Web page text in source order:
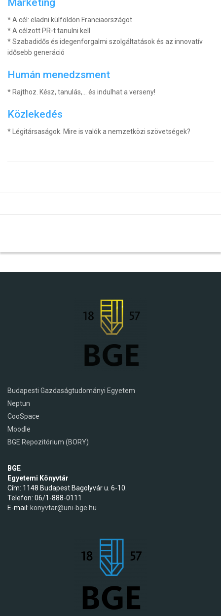
Marketing
* A cél: eladni külföldön Franciaországot
* A célzott PR-t tanulni kell
* Szabadidős és idegenforgalmi szolgáltatások és az innovatív
idősebb generáció
Humán menedzsment
* Rajthoz. Kész, tanulás,… és indulhat a verseny!
Közlekedés
* Légitársaságok. Mire is valók a nemzetközi szövetségek?
Budapesti Gazdaságtudományi Egyetem
Neptun
CooSpace
Moodle
BGE Repozitórium (BORY)
BGE
Egyetemi Könyvtár
Cím: 1148 Budapest Bagolyvár u. 6-10.
Telefon: 06/1-888-0111
E-mail: konyvtar@uni-bge.hu